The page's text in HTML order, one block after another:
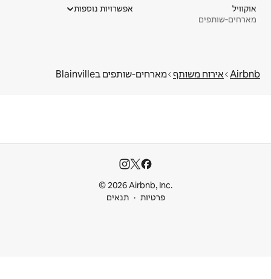
אוקוויל
מארחים‑שותפים
אפשרויות נוספות
Airbnb אירוח משותף מארחים‑שותפים בBlainville
© 2026 Airbnb, Inc.
פרטיות
תנאים